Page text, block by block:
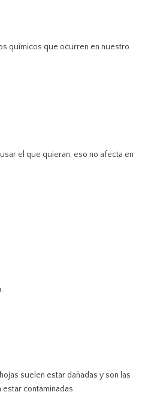
químicos que ocurren en nuestro
el que quieran, eso no afecta en
suelen estar dañadas y son las
contaminadas.